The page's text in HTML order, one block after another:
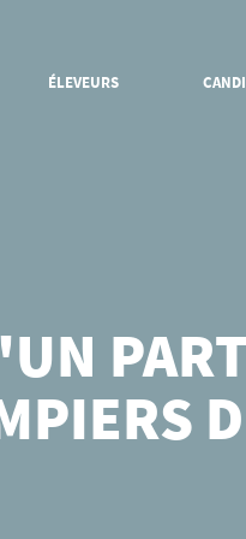
ÉLEVEURS
confiance avec
consommateurs
Valoriser les
savoir-faire